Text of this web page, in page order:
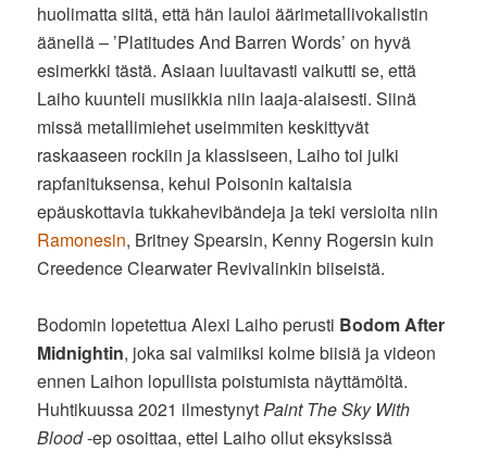
huolimatta siitä, että hän lauloi äärimetallivokalistin
äänellä – ’Platitudes And Barren Words’ on hyvä
esimerkki tästä. Asiaan luultavasti vaikutti se, että
Laiho kuunteli musiikkia niin laaja-alaisesti. Siinä
missä metallimiehet useimmiten keskittyvät
raskaaseen rockiin ja klassiseen, Laiho toi julki
rapfanituksensa, kehui Poisonin kaltaisia
epäuskottavia tukkahevibändeja ja teki versioita niin
Ramonesin, Britney Spearsin, Kenny Rogersin kuin
Creedence Clearwater Revivalinkin biiseistä.
Bodomin lopetettua Alexi Laiho perusti Bodom After
Midnightin, joka sai valmiiksi kolme biisiä ja videon
ennen Laihon lopullista poistumista näyttämöltä.
Huhtikuussa 2021 ilmestynytPaint The Sky With
Blood-ep osoittaa, ettei Laiho ollut eksyksissä